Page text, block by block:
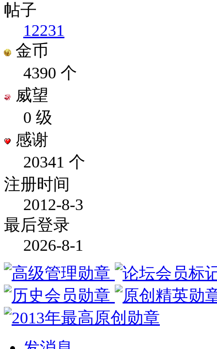
帖子
12231
金币
4390 个
威望
0 级
感谢
20341 个
注册时间
2012-8-3
最后登录
2026-8-1